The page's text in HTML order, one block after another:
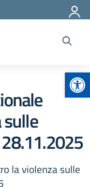
la violenza sulle